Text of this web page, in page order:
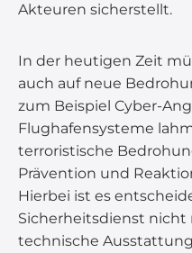
Akteuren sicherstellt.
In der heutigen Zeit
auch auf neue
zum Beispiel Cyber-
Flughafensysteme
terroristische
Prävention und
Hierbei ist es
Sicherheitsdienst
technische